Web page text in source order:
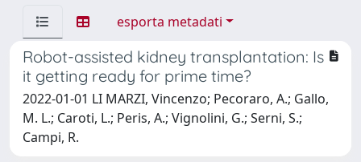
esporta metadati
Robot-assisted kidney transplantation: Is
it getting ready for prime time?
2022-01-01 LI MARZI, Vincenzo; Pecoraro, A.; Gallo,
M. L.; Caroti, L.; Peris, A.; Vignolini, G.; Serni, S.;
Campi, R.